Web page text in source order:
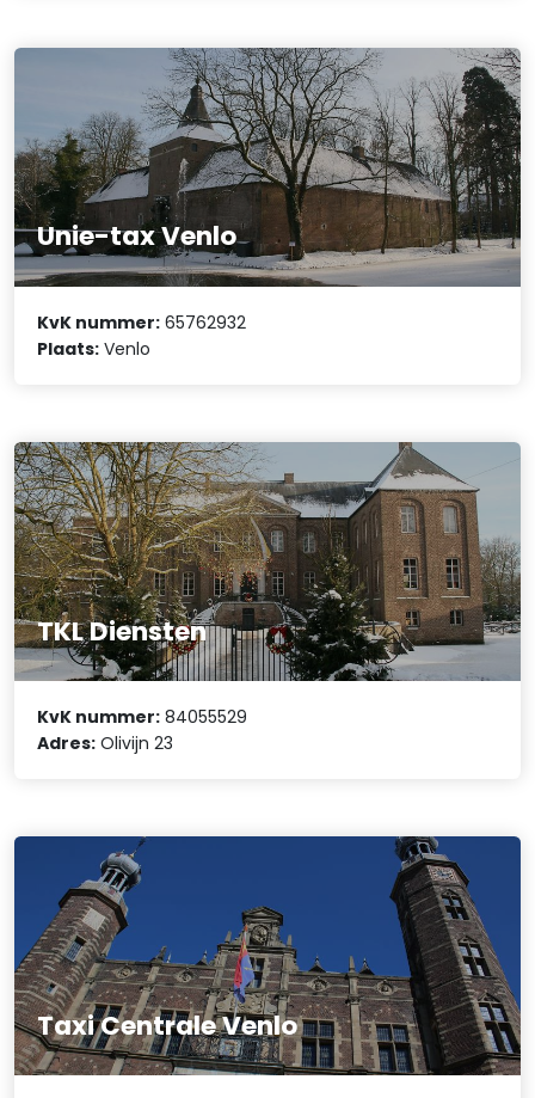
Unie-tax Venlo
KvK nummer: 65762932
Plaats: Venlo
TKL Diensten
KvK nummer: 84055529
Adres: Olivijn 23
Taxi Centrale Venlo